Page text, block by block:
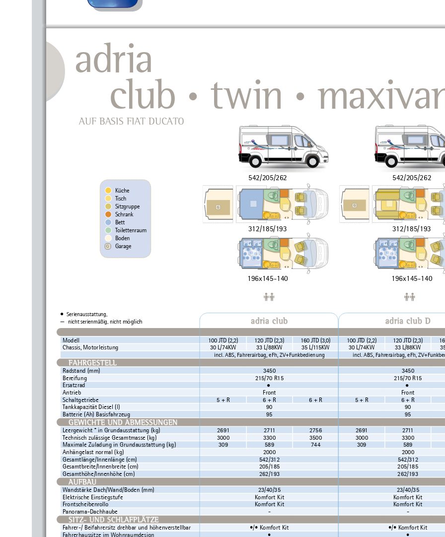
adria
   club
• twin •
adria club adria club D
Modell 100 JTD (2,2) 120 JTD (2,3) 160 JTD (3,0) 100 JTD (2,2) 120 JTD (2,3)
Chassis, Motorleistung
30 L/74KW 33 L/88KW 35 L/115KW 30 L/74KW 33 L/88KW
incl. ABS, Fahrerairbag, eFh, ZV+Funkbedienung incl. ABS, Fahrerairbag, eFh,
FAHRGESTELL
Radstand (mm) 3450 3450
Bereifung
215/70 R15 215/70 R15
Ersatzrad
• •
Antrieb Front Front
Schaltgetriebe
5 + R 6 + R 6 + R 5 + R 6 + R
Tankkapazität Diesel (l)
90 90
Batterie (Ah) Basisfahrzeug
95 95
GEWICHTE UND ABMESSUNGEN
Leergewicht * in Grundausstattung (kg) 2691 2711 2756 2691 2711
Technisch zulässige Gesamtmasse (kg)
3000 3300 3500 3000 3300
Maximale Zuladung in Grundausstattung (kg)
309 589 744 309 589
Anhängelast normal (kg)
2000 2000
Gesamtlänge/Innenlänge (cm)
542/312 542/312
Gesamtbreite/Innenbreite (cm)
205/185 205/185
Gesamthöhe/Innenhöhe (cm)
262/193 262/193
AUFBAU
Wandstärke Dach/Wand/Boden (mm) 23/40/35 23/40/35
Elektrische Einstiegstufe
Komfort Kit Komfort Kit
Frontscheibenrollo
Komfort Kit Komfort Kit
Panorama-Dachhaube
- -
SITZ- UND SCHLAFPLÄTZE
Fahrer-/ Beifahrersitz drehbar und höhenverstellbar •/• Komfort Kit •/• Komfort Kit
Fahrerhaussitze im Wohnraumdesign • •
• Serienausstattung,
— nicht serienmäßig, nicht möglich
G
Küche
Tisch
Sitzgruppe
Schrank
Bett
Toilettenraum
Boden
Garage
G
542/205/262
312/185/193
196x145-140
G
542/205/262
312/185/193
196x145-140
AUF BASIS FIAT DUCATO